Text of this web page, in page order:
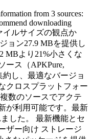
from 3 sources:
downloading
イルサイズの観点か
ョン27.9 MBを提供し
MBより21%小さくな
ース（APKPure,
約し、最適なバージョ
クロスプラットフォー
数のソースでアクテ
が利用可能です。最新
ました。 最新機能とセ
ザー向け ストレージ